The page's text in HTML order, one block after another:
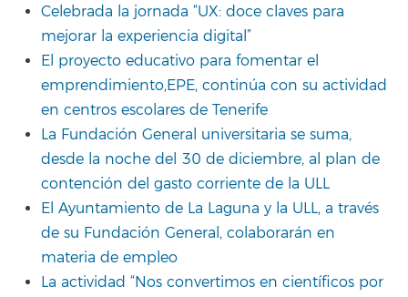
Celebrada la jornada “UX: doce claves para
mejorar la experiencia digital”
El proyecto educativo para fomentar el
emprendimiento,EPE, continúa con su actividad
en centros escolares de Tenerife
La Fundación General universitaria se suma,
desde la noche del 30 de diciembre, al plan de
contención del gasto corriente de la ULL
El Ayuntamiento de La Laguna y la ULL, a través
de su Fundación General, colaborarán en
materia de empleo
La actividad “Nos convertimos en científicos por